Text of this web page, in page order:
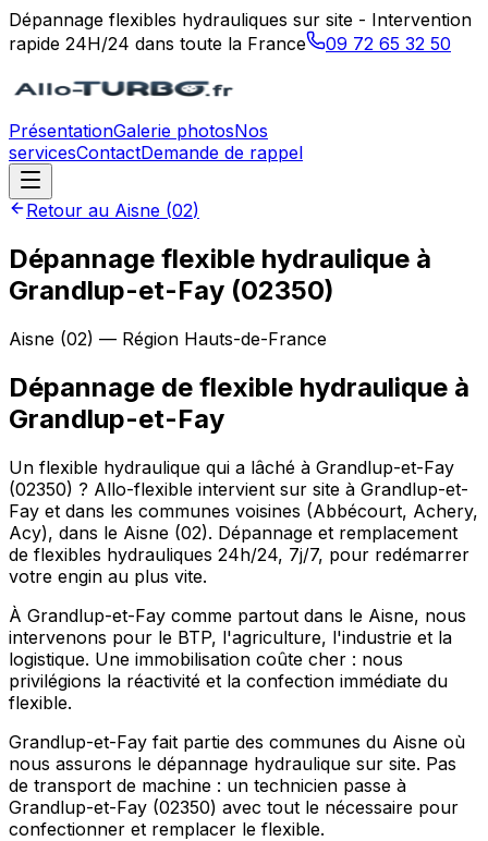
Dépannage flexibles hydrauliques sur site - Intervention
rapide 24H/24 dans toute la France
09 72 65 32 50
PrésentationGalerie photosNos
servicesContactDemande de rappel
Retour au Aisne (02)
Dépannage flexible hydraulique à
Grandlup-et-Fay (02350)
Aisne (02) — Région Hauts-de-France
Dépannage de flexible hydraulique à
Grandlup-et-Fay
Un flexible hydraulique qui a lâché à Grandlup-et-Fay
(02350) ? Allo-flexible intervient sur site à Grandlup-et-
Fay et dans les communes voisines (Abbécourt, Achery,
Acy), dans le Aisne (02). Dépannage et remplacement
de flexibles hydrauliques 24h/24, 7j/7, pour redémarrer
votre engin au plus vite.
À Grandlup-et-Fay comme partout dans le Aisne, nous
intervenons pour le BTP, l'agriculture, l'industrie et la
logistique. Une immobilisation coûte cher : nous
privilégions la réactivité et la confection immédiate du
flexible.
Grandlup-et-Fay fait partie des communes du Aisne où
nous assurons le dépannage hydraulique sur site. Pas
de transport de machine : un technicien passe à
Grandlup-et-Fay (02350) avec tout le nécessaire pour
confectionner et remplacer le flexible.